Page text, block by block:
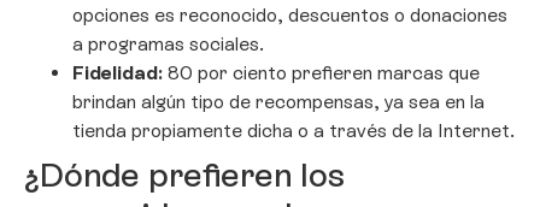
opciones es reconocido, descuentos o donaciones
a programas sociales.
Fidelidad: 80 por ciento prefieren marcas que
brindan algún tipo de recompensas, ya sea en la
tienda propiamente dicha o a través de la Internet.
¿Dónde prefieren los